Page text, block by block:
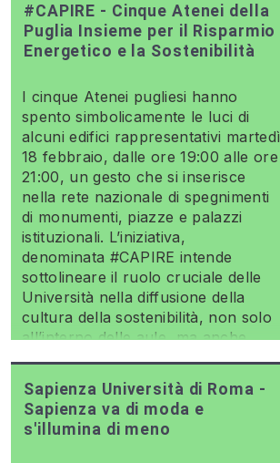
#CAPIRE - Cinque Atenei della
Puglia Insieme per il Risparmio
Energetico e la Sostenibilità
I cinque Atenei pugliesi hanno
spento simbolicamente le luci di
alcuni edifici rappresentativi martedì
18 febbraio, dalle ore 19:00 alle ore
21:00, un gesto che si inserisce
nella rete nazionale di spegnimenti
di monumenti, piazze e palazzi
istituzionali. L’iniziativa,
denominata #CAPIRE intende
sottolineare il ruolo cruciale delle
Università nella diffusione della
cultura della sostenibilità, non solo
all’interno delle aule, ma anche
Sapienza Università di Roma -
Sapienza va di moda e
s'illumina di meno